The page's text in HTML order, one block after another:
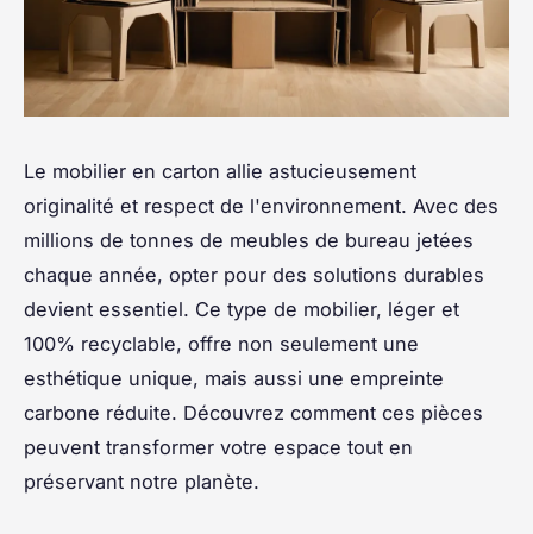
Le mobilier en carton allie astucieusement
originalité et respect de l'environnement. Avec des
millions de tonnes de meubles de bureau jetées
chaque année, opter pour des solutions durables
devient essentiel. Ce type de mobilier, léger et
100% recyclable, offre non seulement une
esthétique unique, mais aussi une empreinte
carbone réduite. Découvrez comment ces pièces
peuvent transformer votre espace tout en
préservant notre planète.